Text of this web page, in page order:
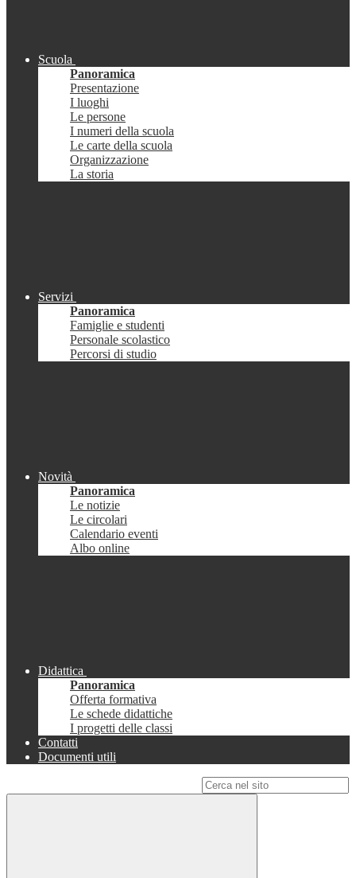
Scuola
Panoramica
Presentazione
I luoghi
Le persone
I numeri della scuola
Le carte della scuola
Organizzazione
La storia
Servizi
Panoramica
Famiglie e studenti
Personale scolastico
Percorsi di studio
Novità
Panoramica
Le notizie
Le circolari
Calendario eventi
Albo online
Didattica
Panoramica
Offerta formativa
Le schede didattiche
I progetti delle classi
Contatti
Documenti utili